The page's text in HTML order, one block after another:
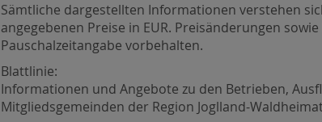
Sämtliche dargestellten Informationen verstehen
angegebenen Preise in EUR. Preisänderungen
Pauschalzeitangabe vorbehalten.
Blattlinie:
Informationen und Angebote zu den Betrieben,
Mitgliedsgemeinden der Region Joglland-